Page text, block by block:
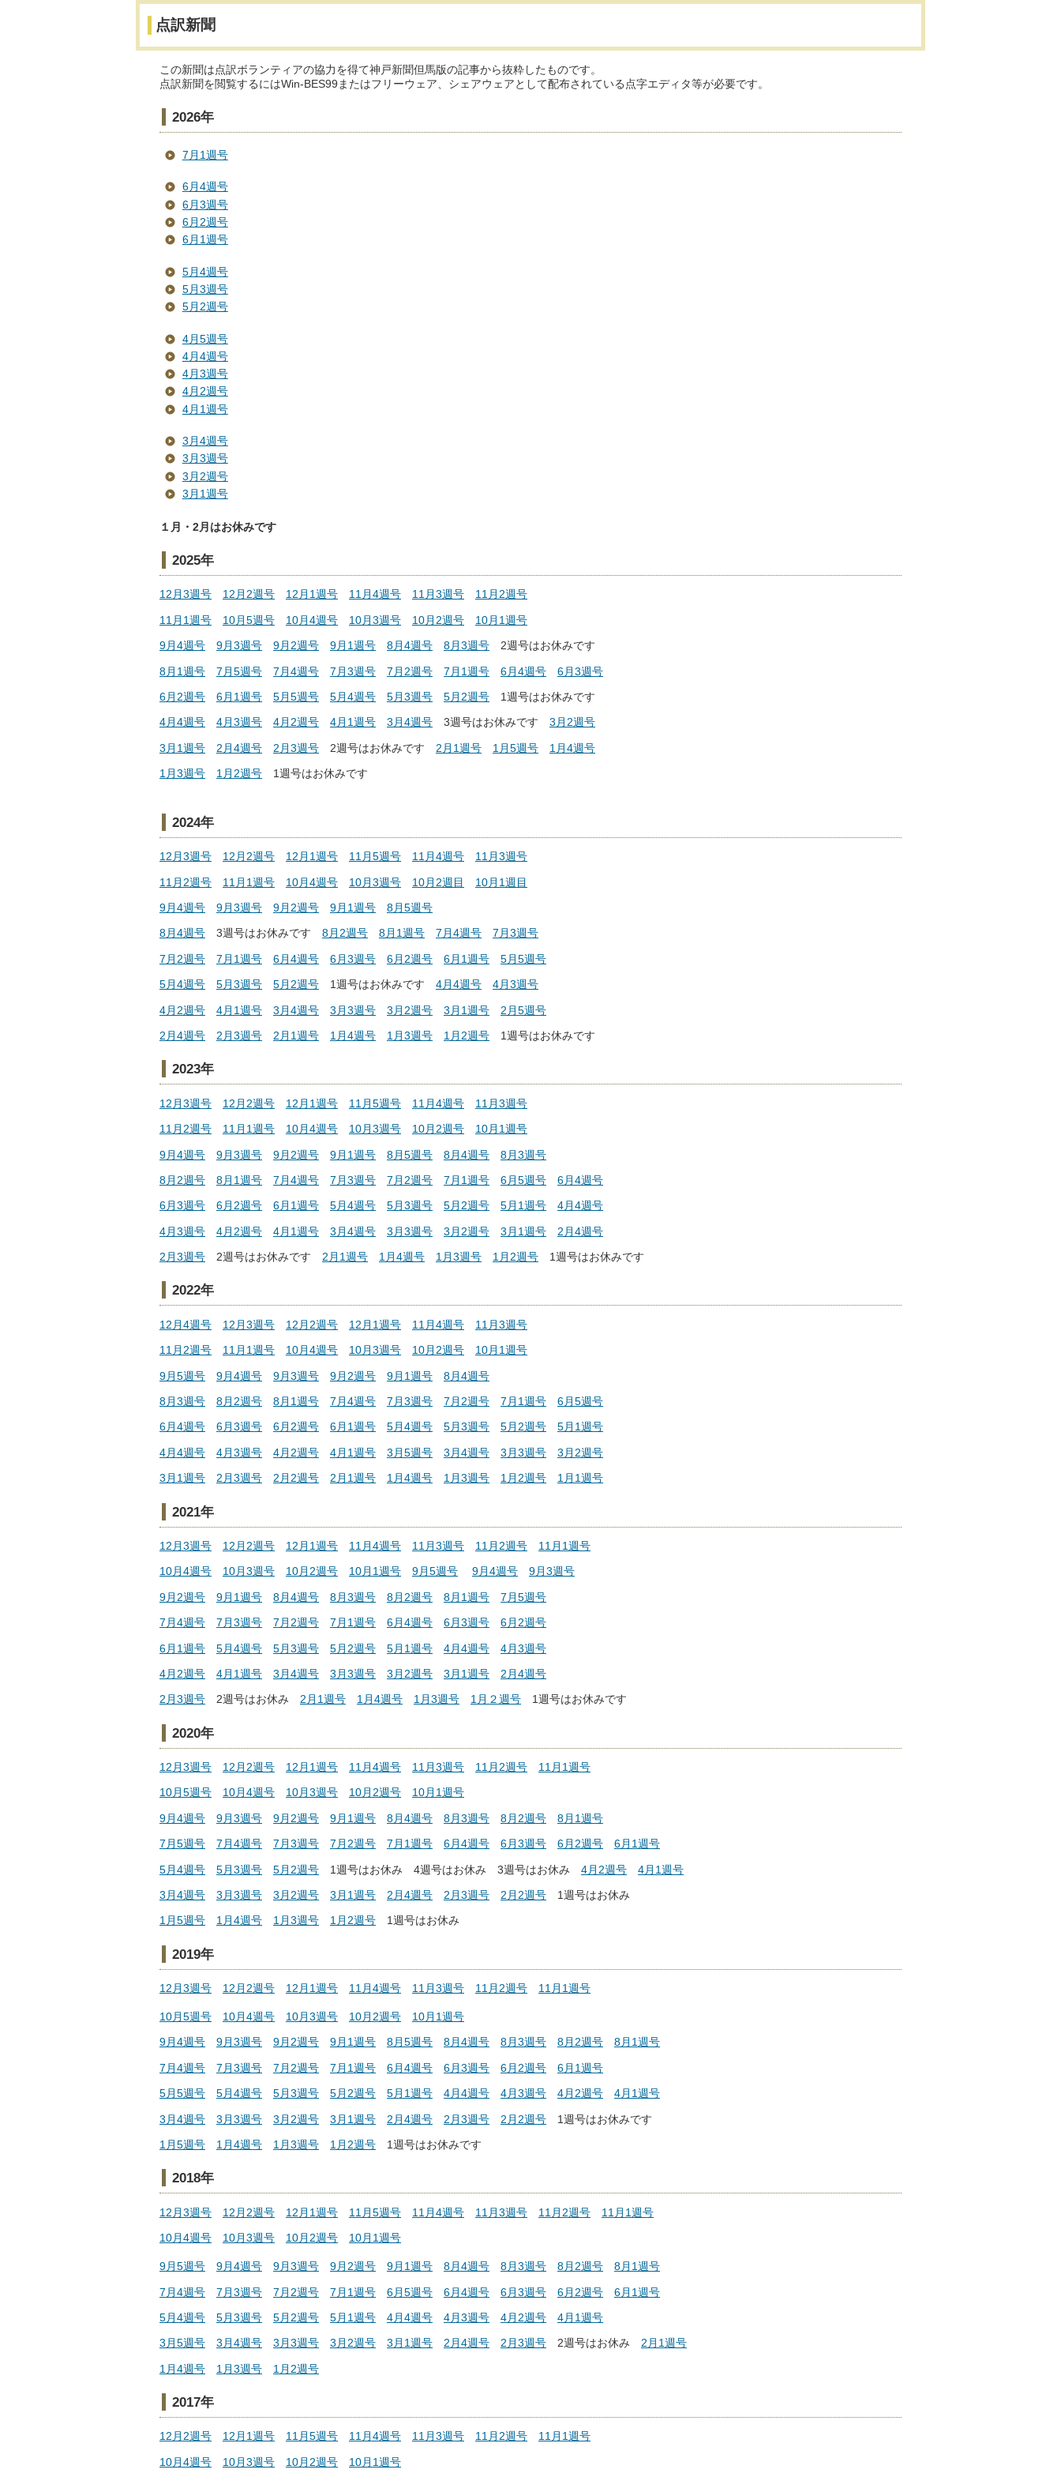
点訳新聞
この新聞は点訳ボランティアの協力を得て神戸新聞但馬版の記事から抜粋したものです。
点訳新聞を閲覧するにはWin-BES99またはフリーウェア、シェアウェアとして配布されている点字エディタ等が必要です。
2026年
7月1週号
6月4週号
6月3週号
6月2週号
6月1週号
5月4週号
5月3週号
5月2週号
4月5週号
4月4週号
4月3週号
4月2週号
4月1週号
3月4週号
3月3週号
3月2週号
3月1週号
１月・2月はお休みです
2025年
12月3週号 12月2週号 12月1週号 11月4週号 11月3週号 11月2週号
11月1週号 10月5週号 10月4週号 10月3週号 10月2週号 10月1週号
9月4週号 9月3週号 9月2週号 9月1週号 8月4週号 8月3週号 2週号はお休みです
8月1週号 7月5週号 7月4週号 7月3週号 7月2週号 7月1週号 6月4週号 6月3週号
6月2週号 6月1週号 5月5週号 5月4週号 5月3週号 5月2週号 1週号はお休みです
4月4週号 4月3週号 4月2週号 4月1週号 3月4週号 3週号はお休みです 3月2週号
3月1週号 2月4週号 2月3週号 2週号はお休みです 2月1週号 1月5週号 1月4週号
1月3週号 1月2週号 1週号はお休みです
2024年
12月3週号 12月2週号 12月1週号 11月5週号 11月4週号 11月3週号
11月2週号 11月1週号 10月4週号 10月3週号 10月2週目 10月1週目
9月4週号 9月3週号 9月2週号 9月1週号 8月5週号
8月4週号 3週号はお休みです 8月2週号 8月1週号 7月4週号 7月3週号
7月2週号 7月1週号 6月4週号 6月3週号 6月2週号 6月1週号 5月5週号
5月4週号 5月3週号 5月2週号 1週号はお休みです 4月4週号 4月3週号
4月2週号 4月1週号 3月4週号 3月3週号 3月2週号 3月1週号 2月5週号
2月4週号 2月3週号 2月1週号 1月4週号 1月3週号 1月2週号 1週号はお休みです
2023年
12月3週号 12月2週号 12月1週号 11月5週号 11月4週号 11月3週号
11月2週号 11月1週号 10月4週号 10月3週号 10月2週号 10月1週号
9月4週号 9月3週号 9月2週号 9月1週号 8月5週号 8月4週号 8月3週号
8月2週号 8月1週号 7月4週号 7月3週号 7月2週号 7月1週号 6月5週号 6月4週号
6月3週号 6月2週号 6月1週号 5月4週号 5月3週号 5月2週号 5月1週号 4月4週号
4月3週号 4月2週号 4月1週号 3月4週号 3月3週号 3月2週号 3月1週号 2月4週号
2月3週号 2週号はお休みです 2月1週号 1月4週号 1月3週号 1月2週号 1週号はお休みです
2022年
12月4週号 12月3週号 12月2週号 12月1週号 11月4週号 11月3週号
11月2週号 11月1週号 10月4週号 10月3週号 10月2週号 10月1週号
9月5週号 9月4週号 9月3週号 9月2週号 9月1週号 8月4週号
8月3週号 8月2週号 8月1週号 7月4週号 7月3週号 7月2週号 7月1週号 6月5週号
6月4週号 6月3週号 6月2週号 6月1週号 5月4週号 5月3週号 5月2週号 5月1週号
4月4週号 4月3週号 4月2週号 4月1週号 3月5週号 3月4週号 3月3週号 3月2週号
3月1週号 2月3週号 2月2週号 2月1週号 1月4週号 1月3週号 1月2週号 1月1週号
2021年
12月3週号 12月2週号 12月1週号 11月4週号 11月3週号 11月2週号 11月1週号
10月4週号 10月3週号 10月2週号 10月1週号 9月5週号 9月4週号 9月3週号
9月2週号 9月1週号 8月4週号 8月3週号 8月2週号 8月1週号 7月5週号
7月4週号 7月3週号 7月2週号 7月1週号 6月4週号 6月3週号 6月2週号
6月1週号 5月4週号 5月3週号 5月2週号 5月1週号 4月4週号 4月3週号
4月2週号 4月1週号 3月4週号 3月3週号 3月2週号 3月1週号 2月4週号
2月3週号 2週号はお休み 2月1週号 1月4週号 1月3週号 1月２週号 1週号はお休みです
2020年
12月3週号 12月2週号 12月1週号 11月4週号 11月3週号 11月2週号 11月1週号
10月5週号 10月4週号 10月3週号 10月2週号 10月1週号
9月4週号 9月3週号 9月2週号 9月1週号 8月4週号 8月3週号 8月2週号 8月1週号
7月5週号 7月4週号 7月3週号 7月2週号 7月1週号 6月4週号 6月3週号 6月2週号 6月1週号
5月4週号 5月3週号 5月2週号 1週号はお休み 4週号はお休み 3週号はお休み 4月2週号 4月1週号
3月4週号 3月3週号 3月2週号 3月1週号 2月4週号 2月3週号 2月2週号 1週号はお休み
1月5週号 1月4週号 1月3週号 1月2週号 1週号はお休み
2019年
12月3週号 12月2週号 12月1週号 11月4週号 11月3週号 11月2週号 11月1週号
10月5週号 10月4週号 10月3週号 10月2週号 10月1週号
9月4週号 9月3週号 9月2週号 9月1週号 8月5週号 8月4週号 8月3週号 8月2週号 8月1週号
7月4週号 7月3週号 7月2週号 7月1週号 6月4週号 6月3週号 6月2週号 6月1週号
5月5週号 5月4週号 5月3週号 5月2週号 5月1週号 4月4週号 4月3週号 4月2週号 4月1週号
3月4週号 3月3週号 3月2週号 3月1週号 2月4週号 2月3週号 2月2週号 1週号はお休みです
1月5週号 1月4週号 1月3週号 1月2週号 1週号はお休みです
2018年
12月3週号 12月2週号 12月1週号 11月5週号 11月4週号 11月3週号 11月2週号 11月1週号
10月4週号 10月3週号 10月2週号 10月1週号
9月5週号 9月4週号 9月3週号 9月2週号 9月1週号 8月4週号 8月3週号 8月2週号 8月1週号
7月4週号 7月3週号 7月2週号 7月1週号 6月5週号 6月4週号 6月3週号 6月2週号 6月1週号
5月4週号 5月3週号 5月2週号 5月1週号 4月4週号 4月3週号 4月2週号 4月1週号
3月5週号 3月4週号 3月3週号 3月2週号 3月1週号 2月4週号 2月3週号 2週号はお休み 2月1週号
1月4週号 1月3週号 1月2週号
2017年
12月2週号 12月1週号 11月5週号 11月4週号 11月3週号 11月2週号 11月1週号
10月4週号 10月3週号 10月2週号 10月1週号